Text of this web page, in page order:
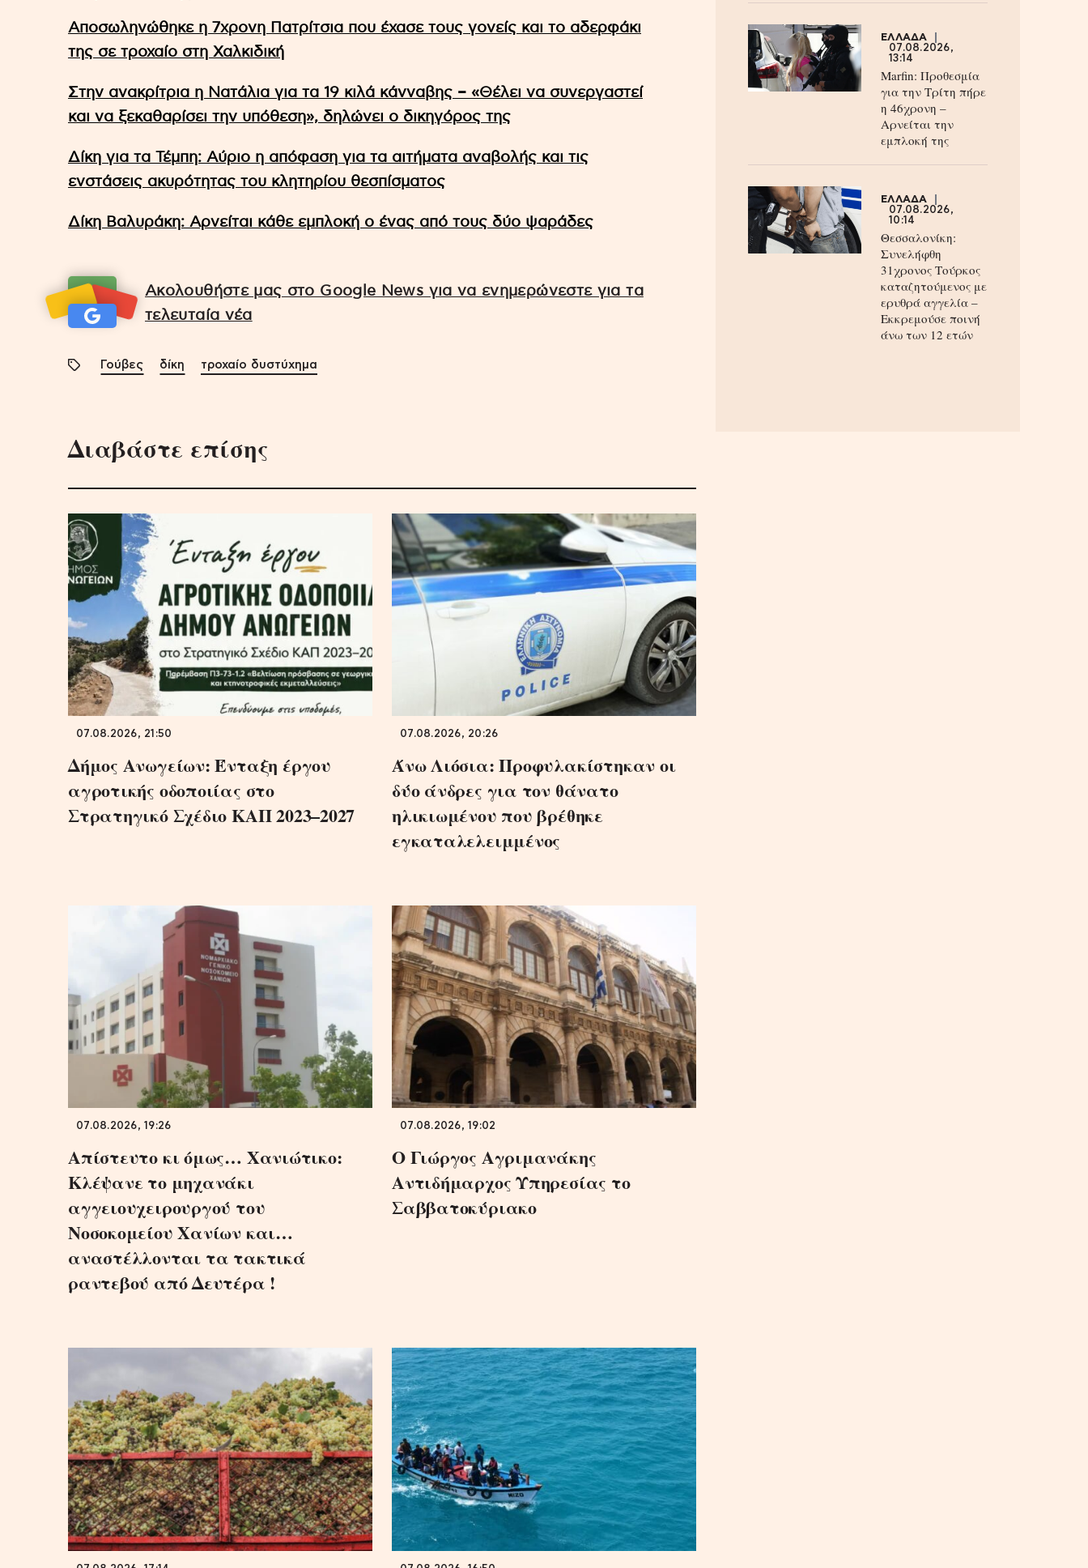
Αποσωληνώθηκε η 7χρονη Πατρίτσια που έχασε τους γονείς και το αδερφάκι
της σε τροχαίο στη Χαλκιδική
Στην ανακρίτρια η Νατάλια για τα 19 κιλά κάνναβης – «Θέλει να συνεργαστεί
και να ξεκαθαρίσει την υπόθεση», δηλώνει ο δικηγόρος της
Δίκη για τα Τέμπη: Αύριο η απόφαση για τα αιτήματα αναβολής και τις
ενστάσεις ακυρότητας του κλητηρίου θεσπίσματος
Δίκη Βαλυράκη: Αρνείται κάθε εμπλοκή ο ένας από τους δύο ψαράδες
Ακολουθήστε μας στο Google News για να ενημερώνεστε για τα
τελευταία νέα
Γούβες δίκη τροχαίο δυστύχημα
Διαβάστε επίσης
07.08.2026, 21:50
Δήμος Ανωγείων: Ένταξη έργου
αγροτικής οδοποιίας στο
Στρατηγικό Σχέδιο ΚΑΠ 2023–2027
07.08.2026, 20:26
Άνω Λιόσια: Προφυλακίστηκαν οι
δύο άνδρες για τον θάνατο
ηλικιωμένου που βρέθηκε
εγκαταλελειμμένος
07.08.2026, 19:26
Απίστευτο κι όμως… Χανιώτικο:
Κλέψανε το μηχανάκι
αγγειουχειρουργού του
Νοσοκομείου Χανίων και…
αναστέλλονται τα τακτικά
ραντεβού από Δευτέρα !
07.08.2026, 19:02
Ο Γιώργος Αγριμανάκης
Αντιδήμαρχος Υπηρεσίας το
Σαββατοκύριακο
ΕΛΛΑΔΑ
07.08.2026,
13:14
Marfin: Προθεσμία
για την Τρίτη πήρε
η 46χρονη –
Aρνείται την
εμπλοκή της
ΕΛΛΑΔΑ
07.08.2026,
10:14
Θεσσαλονίκη:
Συνελήφθη
31χρονος Τούρκος
καταζητούμενος με
ερυθρά αγγελία –
Εκκρεμούσε ποινή
άνω των 12 ετών